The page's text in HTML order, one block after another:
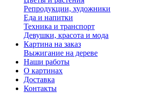
Репродукции, художники
Еда и напитки
Техника и транспорт
Девушки, красота и мода
Картина на заказ
Выжигание на дереве
Наши работы
О картинах
Доставка
Контакты